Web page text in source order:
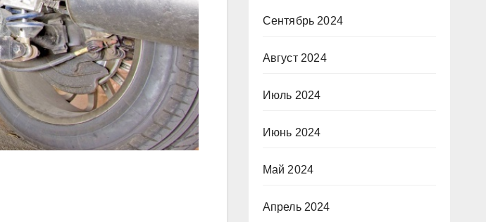
Сентябрь 2024
Август 2024
Июль 2024
Июнь 2024
Май 2024
Апрель 2024